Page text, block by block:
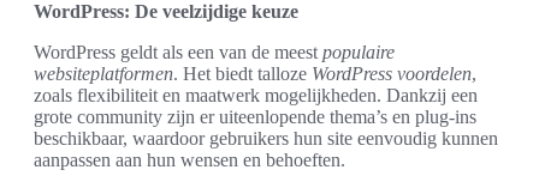
WordPress: De veelzijdige keuze
WordPress geldt als een van de meest populaire
websiteplatformen. Het biedt talloze WordPress voordelen,
zoals flexibiliteit en maatwerk mogelijkheden. Dankzij een
grote community zijn er uiteenlopende thema’s en plug-ins
beschikbaar, waardoor gebruikers hun site eenvoudig kunnen
aanpassen aan hun wensen en behoeften.